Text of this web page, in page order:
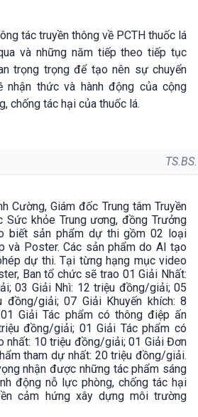
tác truyền thông về PCTH thuốc lá
và những năm tiếp theo tiếp tục
trọng trọng để tạo nên sự chuyển
nhận thức và hành động của cộng
chống tác hại của thuốc lá.
Cường, Giám đốc Trung tâm Truyền
Sức khỏe Trung ương, đồng Trưởng
biết sản phẩm dự thi gồm 02 loại
và Poster. Các sản phẩm do AI tạo
dự thi. Tại từng hạng mục video
Ban tổ chức sẽ trao 01 Giải Nhất:
03 Giải Nhì: 12 triệu đồng/giải; 05
đồng/giải; 07 Giải Khuyến khích: 8
Giải Tác phẩm có thông điệp ấn
đồng/giải; 01 Giải Tác phẩm có
nhất: 10 triệu đồng/giải; 01 Giải Đơn
tham dự nhất: 20 triệu đồng/giải.
nhận được những tác phẩm sáng
động nỗ lực phòng, chống tác hại
cảm hứng xây dựng môi trường